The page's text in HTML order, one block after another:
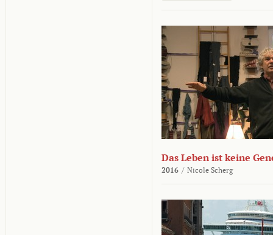
Das Leben ist keine
2016 / Nicole Scherg